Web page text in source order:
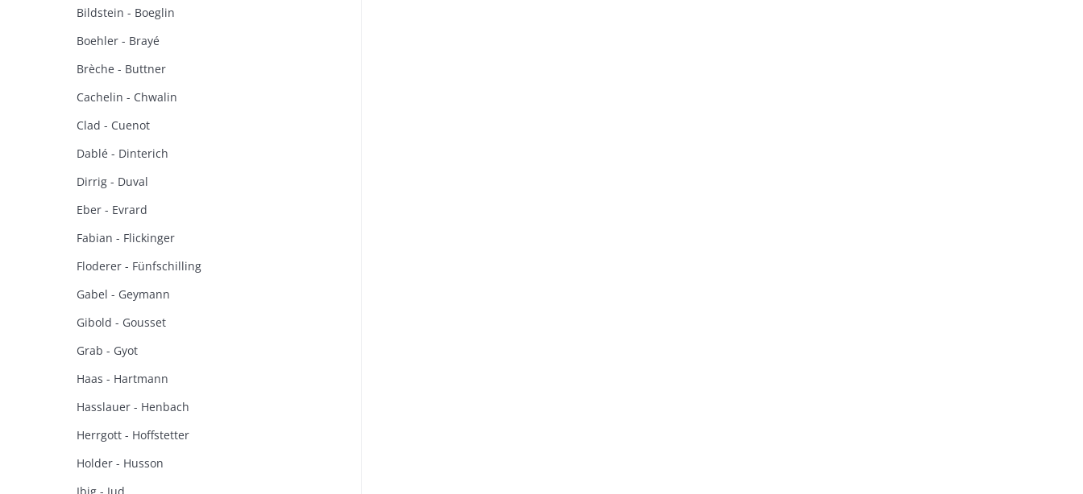
Bildstein - Boeglin
Boehler - Brayé
Brèche - Buttner
Cachelin - Chwalin
Clad - Cuenot
Dablé - Dinterich
Dirrig - Duval
Eber - Evrard
Fabian - Flickinger
Floderer - Fünfschilling
Gabel - Geymann
Gibold - Gousset
Grab - Gyot
Haas - Hartmann
Hasslauer - Henbach
Herrgott - Hoffstetter
Holder - Husson